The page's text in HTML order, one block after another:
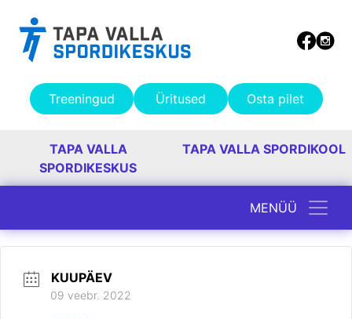
Treeningud Üritused Osta pilet
TAPA VALLA
SPORDIKESKUS
TAPA VALLA SPORDIKOOL
Peamine navigatsioon
MENÜÜ
KUUPÄEV
09 veebr. 2022